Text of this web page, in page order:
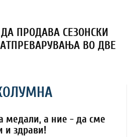
ПРОДАВА СЕЗОНСКИ
ВО ДВЕ
медали, а ние - да сме
и здрави!